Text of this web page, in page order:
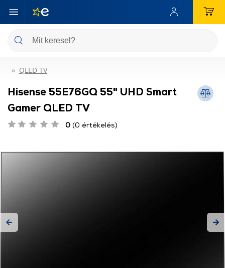
QLED TV
Hisense 55E76GQ 55" UHD Smart
Gamer QLED TV
0 (0 értékelés)
Previous